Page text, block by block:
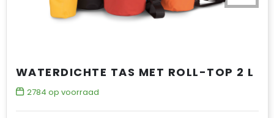
WATERDICHTE TAS MET ROLL-TOP 2 L
2784 op voorraad